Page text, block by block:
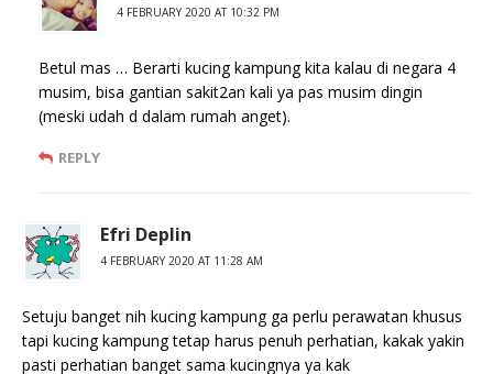
4 FEBRUARY 2020 AT 10:32 PM
Betul mas … Berarti kucing kampung kita kalau di negara 4
musim, bisa gantian sakit2an kali ya pas musim dingin
(meski udah d dalam rumah anget).
REPLY
Efri Deplin
4 FEBRUARY 2020 AT 11:28 AM
Setuju banget nih kucing kampung ga perlu perawatan khusus
tapi kucing kampung tetap harus penuh perhatian, kakak yakin
pasti perhatian banget sama kucingnya ya kak